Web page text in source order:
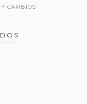
CAMBIOS